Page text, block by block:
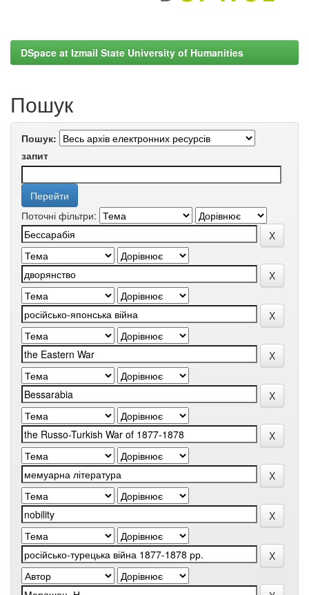
DSpace at Izmail State University of Humanities
Пошук
Пошук:
запит
Поточні фільтри: